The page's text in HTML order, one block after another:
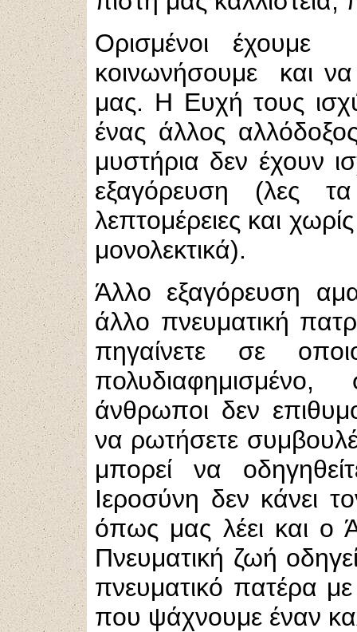
Ορισμένοι
κοινωνήσουμε και
μας. Η Ευχή τους
ένας άλλος
μυστήρια δεν έχουν
εξαγόρευση (λες
λεπτομέρειες και
μονολεκτικά).
Άλλο εξαγόρευση
άλλο πνευματική
πηγαίνετε σε
άνθρωποι δεν
να ρωτήσετε
μπορεί να
Ιεροσύνη δεν κάνει
όπως μας λέει και
Πνευματική ζωή
πνευματικό πατέρα
που ψάχνουμε έναν